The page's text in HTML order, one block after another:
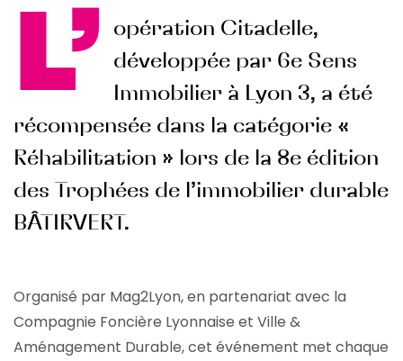
L’
opération Citadelle,
développée par 6e Sens
Immobilier à Lyon 3, a été
récompensée dans la catégorie «
Réhabilitation » lors de la 8e édition
des Trophées de l’immobilier durable
BÂTIRVERT.
Organisé par Mag2Lyon, en partenariat avec la
Compagnie Foncière Lyonnaise et Ville &
Aménagement Durable, cet événement met chaque